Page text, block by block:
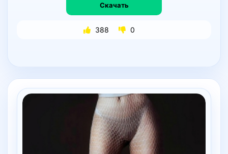
Скачать
388 0